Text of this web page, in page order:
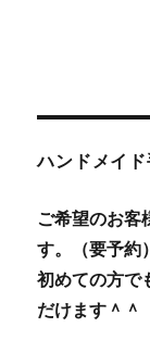
ハンドメイ
ご希望のお客
す。（要予約）
初めての方で
だけます＾＾